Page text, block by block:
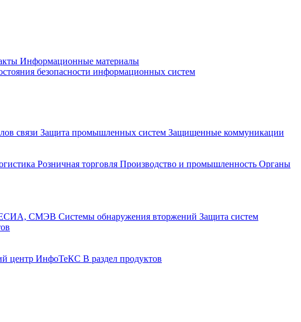
Информационные материалы
безопасности информационных систем
связи Защита промышленных систем Защищенные коммуникации
Розничная торговля Производство и промышленность Органы
ЕСИА, СМЭВ Системы обнаружения вторжений Защита систем
центр ИнфоТеКС В раздел продуктов